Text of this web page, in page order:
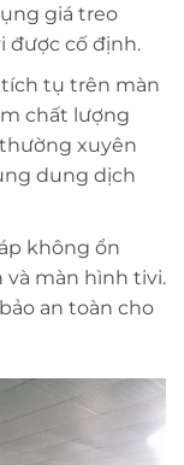
giá treo
được cố định.
tụ trên màn
chất lượng
xuyên
dung dịch
không ổn
màn hình tivi.
an toàn cho